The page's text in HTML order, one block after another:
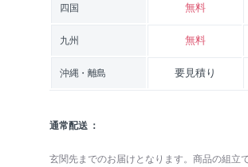
四国 無料
九州 無料
沖縄・離島 要見積り
通常配送
玄関先までのお届けとなります。商品の組立